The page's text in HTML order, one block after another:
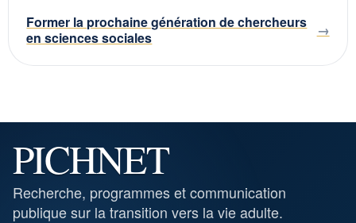
Former la prochaine génération de chercheurs
en sciences sociales
PICHNET
Recherche, programmes et communication
publique sur la transition vers la vie adulte.